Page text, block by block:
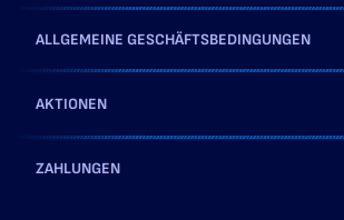
ALLGEMEINE GESCHÄFTSBEDINGUNGEN
AKTIONEN
ZAHLUNGEN